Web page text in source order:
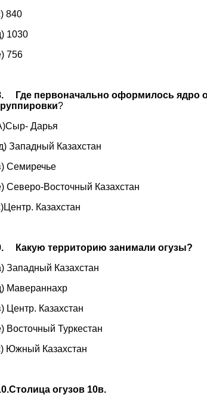
840
1030
756
Где первоначально оформилось ядро
?
Дарья
Западный Казахстан
Семиречье
Северо-Восточный Казахстан
Казахстан
Какую территорию занимали огузы?
Западный Казахстан
Мавераннахр
Центр. Казахстан
Восточный Туркестан
Южный Казахстан
Столица огузов 10в.